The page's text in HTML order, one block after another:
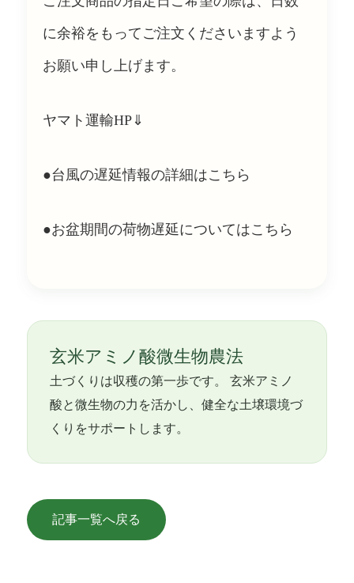
に余裕をもってご注文くださいますよう
お願い申し上げます。
ヤマト運輸HP⇓
●台風の遅延情報の詳細はこちら
●お盆期間の荷物遅延についてはこちら
玄米アミノ酸微生物農法
土づくりは収穫の第一歩です。 玄米アミノ
酸と微生物の力を活かし、健全な土壌環境づ
くりをサポートします。
記事一覧へ戻る